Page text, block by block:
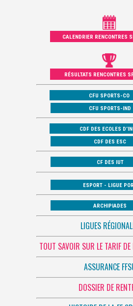
CALENDRIER RENCONTRES
RÉSULTATS RENCONTRES
CFU SPORTS-CO
CFU SPORTS-IND
CDF DES ECOLES
CDF DES ESC
CF DES IUT
ESPORT - LIGUE
ARCHIPIADES
LIGUES
TOUT SAVOIR SUR LE TARIF DE
ASSURANCE
DOSSIER DE